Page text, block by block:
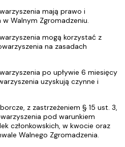
mają prawo i
Walnym Zgromadzeniu.
mogą korzystać z
na zasadach
po upływie 6 miesięcy
uzyskują czynne i
z zastrzeżeniem § 15 ust. 3,
pod warunkiem
członkowskich, w kwocie oraz
Walnego Zgromadzenia.